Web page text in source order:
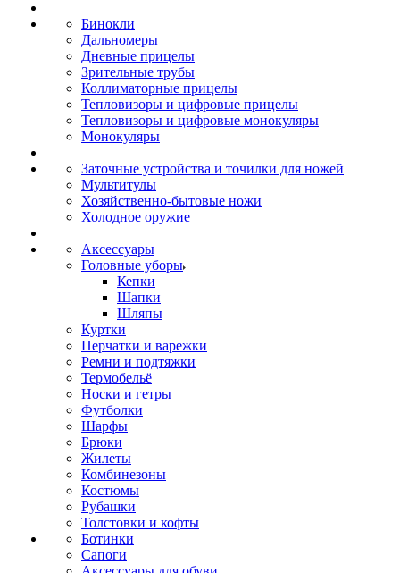
Бинокли
Дальномеры
Дневные прицелы
Зрительные трубы
Коллиматорные прицелы
Тепловизоры и цифровые прицелы
Тепловизоры и цифровые монокуляры
Монокуляры
Заточные устройства и точилки для ножей
Мультитулы
Хозяйственно-бытовые ножи
Холодное оружие
Аксессуары
Головные уборы
Кепки
Шапки
Шляпы
Куртки
Перчатки и варежки
Ремни и подтяжки
Термобельё
Носки и гетры
Футболки
Шарфы
Брюки
Жилеты
Комбинезоны
Костюмы
Рубашки
Толстовки и кофты
Ботинки
Сапоги